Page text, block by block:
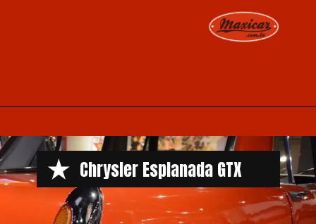
Chrysler Esplanada GTX